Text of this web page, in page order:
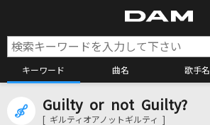
キーワード 曲名 歌手名
カラオケ検索
Guilty or not Guilty?
[ ギルティオアノットギルティ ]